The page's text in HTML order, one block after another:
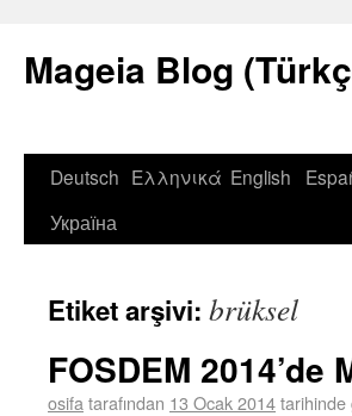
Mageia Blog
Deutsch Ελληνικά English
Україна
Etiket arşivi: brüksel
FOSDEM 2014’de
osifa tarafından 13 Ocak 2014tarihinde